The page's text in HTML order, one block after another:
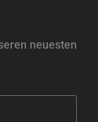
neuesten